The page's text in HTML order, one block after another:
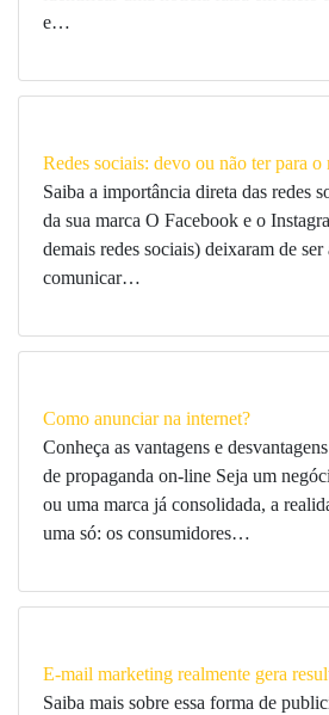
e…
Redes sociais: devo ou não ter para o
Saiba a importância direta das redes
da sua marca O Facebook e o
demais redes sociais) deixaram de ser
comunicar…
Como anunciar na internet?
Conheça as vantagens e
de propaganda on-line Seja um
ou uma marca já consolidada, a
uma só: os consumidores…
E-mail marketing realmente gera
Saiba mais sobre essa forma de